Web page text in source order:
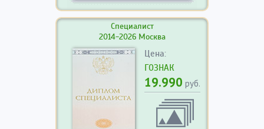
Специалист
2014-2026 Москва
Цена:
ГОЗНАК
19.990 руб.